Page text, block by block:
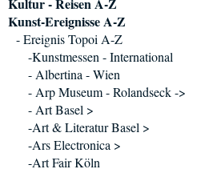
Kunst-Ereignisse A-Z
- Ereignis Topoi A-Z
-Kunstmessen - International
- Albertina - Wien
- Arp Museum - Rolandseck ->
- Art Basel >
-Art & Literatur Basel >
-Ars Electronica >
-Art Fair Köln